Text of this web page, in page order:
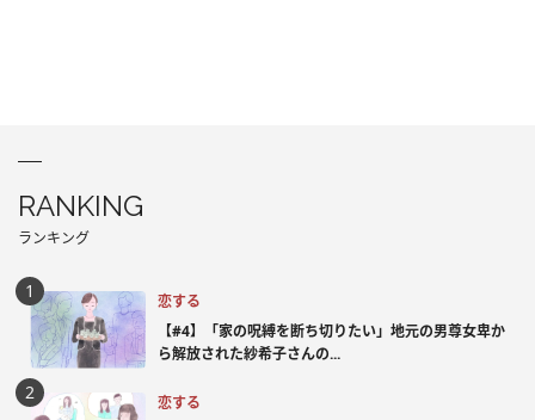
RANKING
ランキング
恋する
【#4】「家の呪縛を断ち切りたい」地元の男尊女卑か
ら解放された紗希子さんの...
恋する